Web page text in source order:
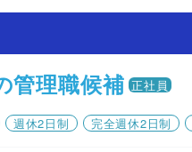
管理職候補 正社員
週休2日制 完全週休2日制